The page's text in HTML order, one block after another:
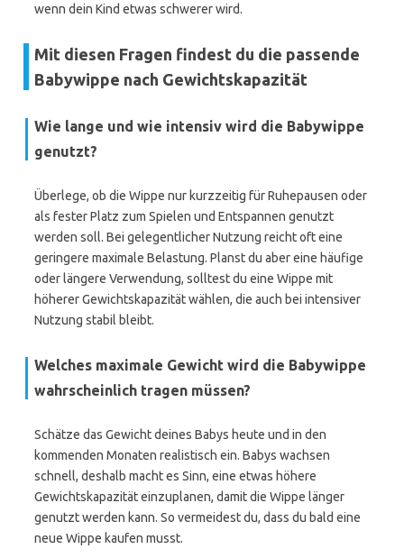
wenn dein Kind etwas schwerer wird.
Mit diesen Fragen findest du die passende
Babywippe nach Gewichtskapazität
Wie lange und wie intensiv wird die Babywippe
genutzt?
Überlege, ob die Wippe nur kurzzeitig für Ruhepausen oder
als fester Platz zum Spielen und Entspannen genutzt
werden soll. Bei gelegentlicher Nutzung reicht oft eine
geringere maximale Belastung. Planst du aber eine häufige
oder längere Verwendung, solltest du eine Wippe mit
höherer Gewichtskapazität wählen, die auch bei intensiver
Nutzung stabil bleibt.
Welches maximale Gewicht wird die Babywippe
wahrscheinlich tragen müssen?
Schätze das Gewicht deines Babys heute und in den
kommenden Monaten realistisch ein. Babys wachsen
schnell, deshalb macht es Sinn, eine etwas höhere
Gewichtskapazität einzuplanen, damit die Wippe länger
genutzt werden kann. So vermeidest du, dass du bald eine
neue Wippe kaufen musst.